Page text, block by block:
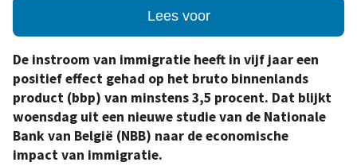
Lees voor
De instroom van immigratie heeft in vijf jaar een
positief effect gehad op het bruto binnenlands
product (bbp) van minstens 3,5 procent. Dat blijkt
woensdag uit een nieuwe studie van de Nationale
Bank van België (NBB) naar de economische
impact van immigratie.